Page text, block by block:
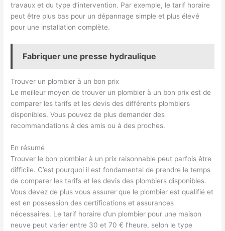
travaux et du type d’intervention. Par exemple, le tarif horaire
peut être plus bas pour un dépannage simple et plus élevé
pour une installation complète.
Fabriquer une presse hydraulique
Trouver un plombier à un bon prix
Le meilleur moyen de trouver un plombier à un bon prix est de
comparer les tarifs et les devis des différents plombiers
disponibles. Vous pouvez de plus demander des
recommandations à des amis ou à des proches.
En résumé
Trouver le bon plombier à un prix raisonnable peut parfois être
difficile. C’est pourquoi il est fondamental de prendre le temps
de comparer les tarifs et les devis des plombiers disponibles.
Vous devez de plus vous assurer que le plombier est qualifié et
est en possession des certifications et assurances
nécessaires. Le tarif horaire d’un plombier pour une maison
neuve peut varier entre 30 et 70 € l’heure, selon le type